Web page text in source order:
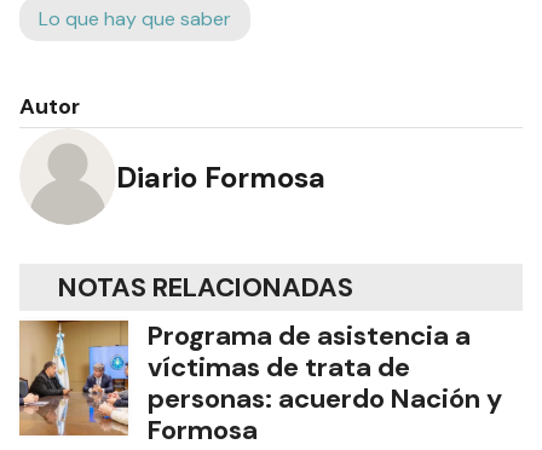
Lo que hay que saber
Autor
Diario Formosa
NOTAS RELACIONADAS
Programa de asistencia a
víctimas de trata de
personas: acuerdo Nación y
Formosa